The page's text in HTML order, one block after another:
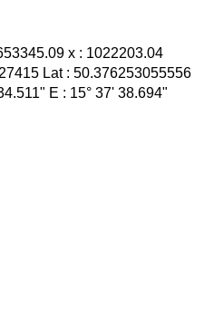
x : 1022203.04
Lat : 50.376253055556
E : 15° 37' 38.694"